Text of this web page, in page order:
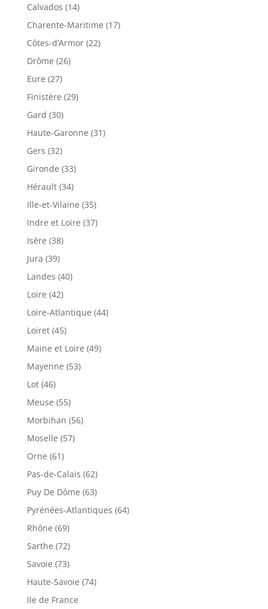
Calvados (14)
Charente-Maritime (17)
Côtes-d’Armor (22)
Drôme (26)
Eure (27)
Finistère (29)
Gard (30)
Haute-Garonne (31)
Gers (32)
Gironde (33)
Hérault (34)
Ille-et-Vilaine (35)
Indre et Loire (37)
Isère (38)
Jura (39)
Landes (40)
Loire (42)
Loire-Atlantique (44)
Loiret (45)
Maine et Loire (49)
Mayenne (53)
Lot (46)
Meuse (55)
Morbihan (56)
Moselle (57)
Orne (61)
Pas-de-Calais (62)
Puy De Dôme (63)
Pyrénées-Atlantiques (64)
Rhône (69)
Sarthe (72)
Savoie (73)
Haute-Savoie (74)
Ile de France